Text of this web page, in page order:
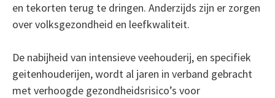
en tekorten terug te dringen. Anderzijds zijn er zorgen
over volksgezondheid en leefkwaliteit.
De nabijheid van intensieve veehouderij, en specifiek
geitenhouderijen, wordt al jaren in verband gebracht
met verhoogde gezondheidsrisico’s voor